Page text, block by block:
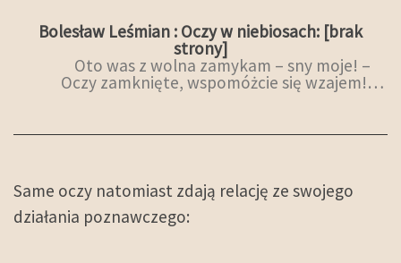
Bolesław Leśmian : Oczy w niebiosach: [brak
strony]
Oto was z wolna zamykam – sny moje! –
Oczy zamknięte, wspomóżcie się wzajem!…
Same oczy natomiast zdają relację ze swojego
działania poznawczego: